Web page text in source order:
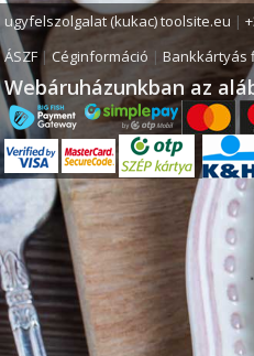
ugyfelszolgalat (kukac) toolsite.eu |
ÁSZF |Céginformáció |Bankkártyás
Webáruházunkban az